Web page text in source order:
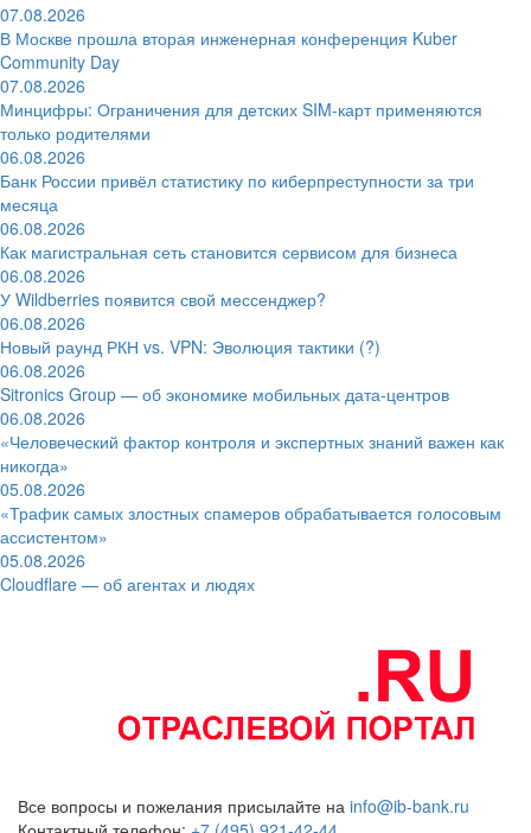
07.08.2026
В Москве прошла вторая инженерная конференция Kuber
Community Day
07.08.2026
Минцифры: Ограничения для детских SIM-карт применяются
только родителями
06.08.2026
Банк России привёл статистику по киберпреступности за три
месяца
06.08.2026
Как магистральная сеть становится сервисом для бизнеса
06.08.2026
У Wildberries появится свой мессенджер?
06.08.2026
Новый раунд РКН vs. VPN: Эволюция тактики (?)
06.08.2026
Sitronics Group — об экономике мобильных дата-центров
06.08.2026
«Человеческий фактор контроля и экспертных знаний важен как
никогда»
05.08.2026
«Трафик самых злостных спамеров обрабатывается голосовым
ассистентом»
05.08.2026
Cloudflare — об агентах и людях
Все вопросы и пожелания присылайте на info@ib-bank.ru